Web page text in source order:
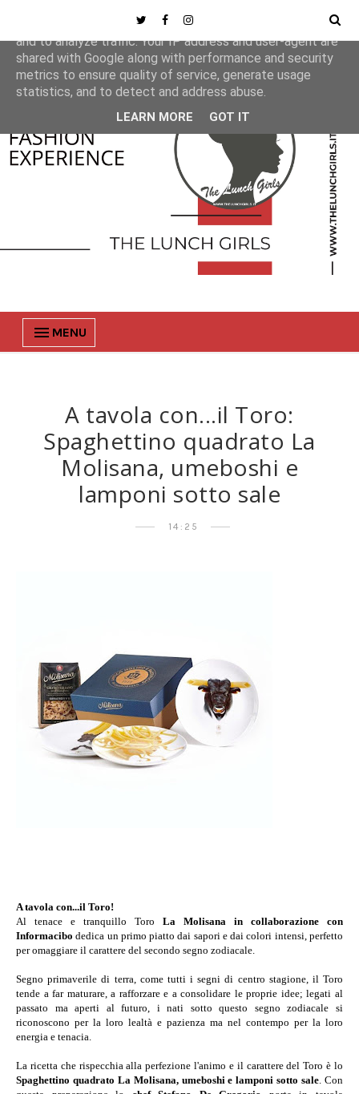
MENU
A tavola con...il Toro:
Spaghettino quadrato La
Molisana, umeboshi e
lamponi sotto sale
14:25
A tavola con...il Toro!
Al tenace e tranquillo Toro La Molisana in collaborazione con
Informacibo dedica un primo piatto dai sapori e dai colori intensi, perfetto
per omaggiare il carattere del secondo segno zodiacale.
Segno primaverile di terra, come tutti i segni di centro stagione, il Toro
tende a far maturare, a rafforzare e a consolidare le proprie idee; legati al
passato ma aperti al futuro, i nati sotto questo segno zodiacale si
riconoscono per la loro lealtà e pazienza ma nel contempo per la loro
energia e tenacia.
La ricetta che rispecchia alla perfezione l'animo e il carattere del Toro è lo
Spaghettino quadrato La Molisana, umeboshi e lamponi sotto sale. Con
This site uses cookies from Google to deliver its services
and to analyze traffic. Your IP address and user-agent are
shared with Google along with performance and security
metrics to ensure quality of service, generate usage
statistics, and to detect and address abuse.
LEARN MORE GOT IT